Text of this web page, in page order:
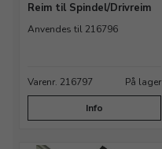
Reim til Spindel/Drivreim
Anvendes til 216796
Varenr. 216797 På lager
Info